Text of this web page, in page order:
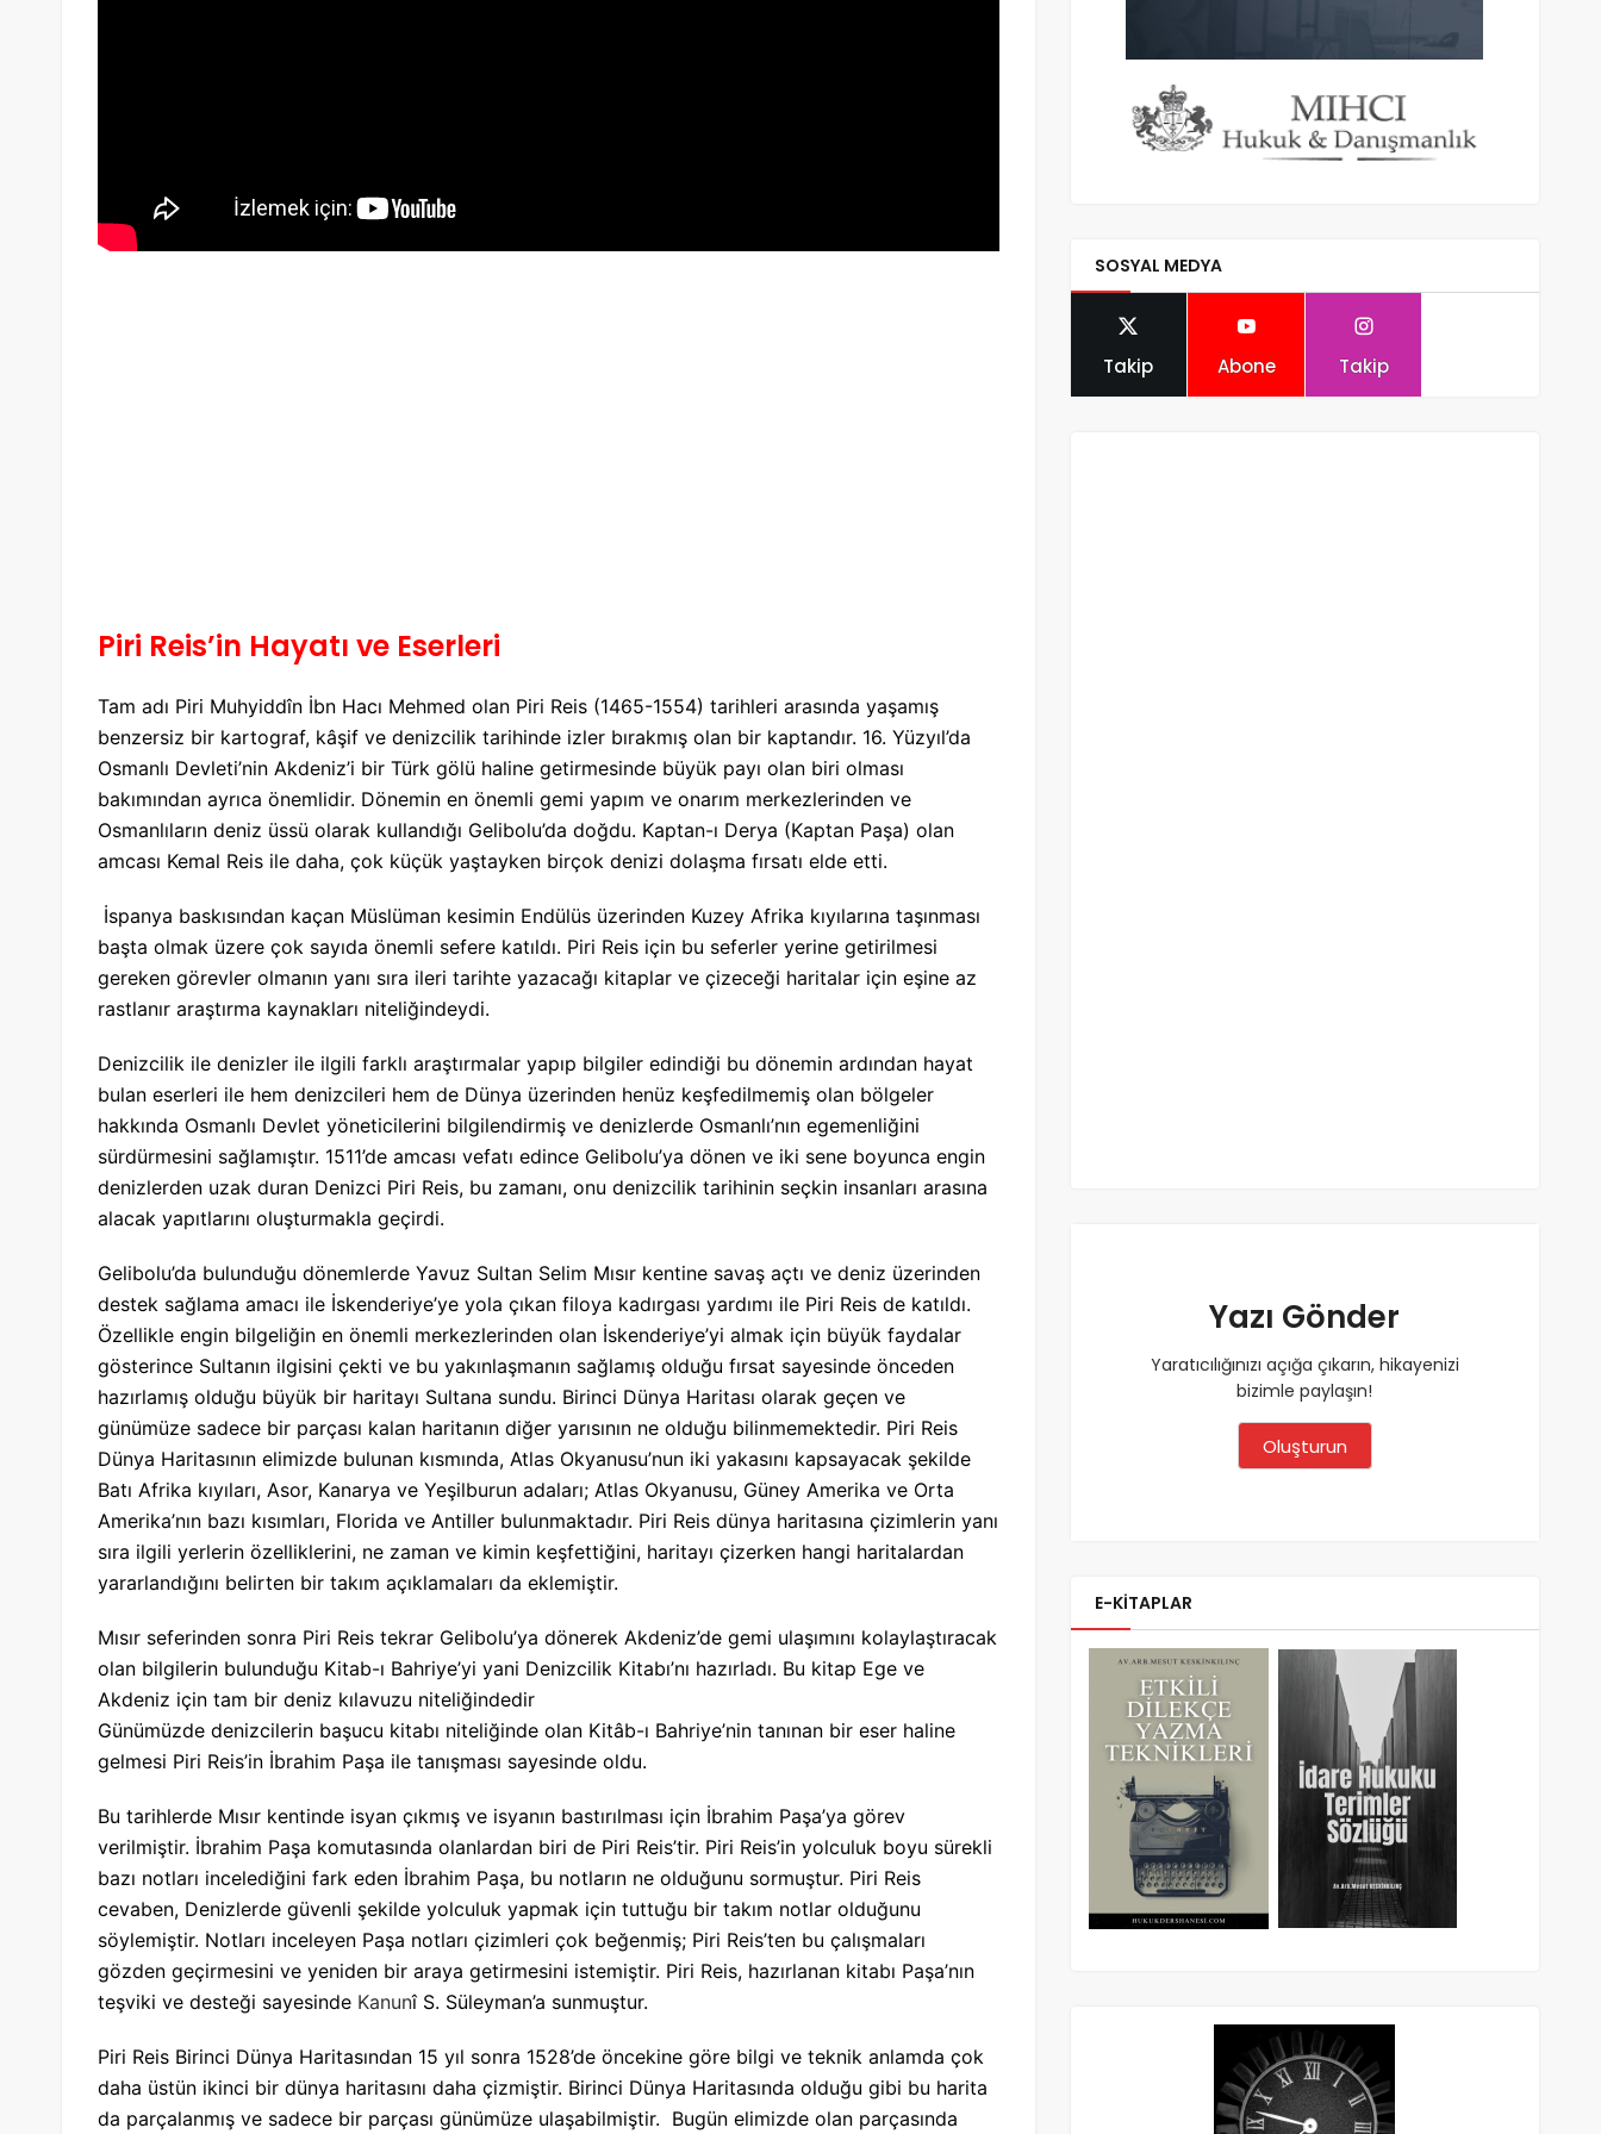
Piri Reis’in Hayatı ve Eserleri
Tam adı Piri Muhyiddîn İbn Hacı Mehmed olan Piri Reis (1465-1554) tarihleri arasında yaşamış
benzersiz bir kartograf, kâşif ve denizcilik tarihinde izler bırakmış olan bir kaptandır. 16. Yüzyıl’da
Osmanlı Devleti’nin Akdeniz’i bir Türk gölü haline getirmesinde büyük payı olan biri olması
bakımından ayrıca önemlidir. Dönemin en önemli gemi yapım ve onarım merkezlerinden ve
Osmanlıların deniz üssü olarak kullandığı Gelibolu’da doğdu. Kaptan-ı Derya (Kaptan Paşa) olan
amcası Kemal Reis ile daha, çok küçük yaştayken birçok denizi dolaşma fırsatı elde etti.
İspanya baskısından kaçan Müslüman kesimin Endülüs üzerinden Kuzey Afrika kıyılarına taşınması
başta olmak üzere çok sayıda önemli sefere katıldı. Piri Reis için bu seferler yerine getirilmesi
gereken görevler olmanın yanı sıra ileri tarihte yazacağı kitaplar ve çizeceği haritalar için eşine az
rastlanır araştırma kaynakları niteliğindeydi.
Denizcilik ile denizler ile ilgili farklı araştırmalar yapıp bilgiler edindiği bu dönemin ardından hayat
bulan eserleri ile hem denizcileri hem de Dünya üzerinden henüz keşfedilmemiş olan bölgeler
hakkında Osmanlı Devlet yöneticilerini bilgilendirmiş ve denizlerde Osmanlı’nın egemenliğini
sürdürmesini sağlamıştır. 1511’de amcası vefatı edince Gelibolu’ya dönen ve iki sene boyunca engin
denizlerden uzak duran Denizci Piri Reis, bu zamanı, onu denizcilik tarihinin seçkin insanları arasına
alacak yapıtlarını oluşturmakla geçirdi.
Gelibolu’da bulunduğu dönemlerde Yavuz Sultan Selim Mısır kentine savaş açtı ve deniz üzerinden
destek sağlama amacı ile İskenderiye’ye yola çıkan filoya kadırgası yardımı ile Piri Reis de katıldı.
Özellikle engin bilgeliğin en önemli merkezlerinden olan İskenderiye’yi almak için büyük faydalar
gösterince Sultanın ilgisini çekti ve bu yakınlaşmanın sağlamış olduğu fırsat sayesinde önceden
hazırlamış olduğu büyük bir haritayı Sultana sundu. Birinci Dünya Haritası olarak geçen ve
günümüze sadece bir parçası kalan haritanın diğer yarısının ne olduğu bilinmemektedir. Piri Reis
Dünya Haritasının elimizde bulunan kısmında, Atlas Okyanusu’nun iki yakasını kapsayacak şekilde
Batı Afrika kıyıları, Asor, Kanarya ve Yeşilburun adaları; Atlas Okyanusu, Güney Amerika ve Orta
Amerika’nın bazı kısımları, Florida ve Antiller bulunmaktadır. Piri Reis dünya haritasına çizimlerin yanı
sıra ilgili yerlerin özelliklerini, ne zaman ve kimin keşfettiğini, haritayı çizerken hangi haritalardan
yararlandığını belirten bir takım açıklamaları da eklemiştir.
Mısır seferinden sonra Piri Reis tekrar Gelibolu’ya dönerek Akdeniz’de gemi ulaşımını kolaylaştıracak
olan bilgilerin bulunduğu Kitab-ı Bahriye’yi yani Denizcilik Kitabı’nı hazırladı. Bu kitap Ege ve
Akdeniz için tam bir deniz kılavuzu niteliğindedir
Günümüzde denizcilerin başucu kitabı niteliğinde olan Kitâb-ı Bahriye’nin tanınan bir eser haline
gelmesi Piri Reis’in İbrahim Paşa ile tanışması sayesinde oldu.
Bu tarihlerde Mısır kentinde isyan çıkmış ve isyanın bastırılması için İbrahim Paşa’ya görev
verilmiştir. İbrahim Paşa komutasında olanlardan biri de Piri Reis’tir. Piri Reis’in yolculuk boyu sürekli
bazı notları incelediğini fark eden İbrahim Paşa, bu notların ne olduğunu sormuştur. Piri Reis
cevaben, Denizlerde güvenli şekilde yolculuk yapmak için tuttuğu bir takım notlar olduğunu
söylemiştir. Notları inceleyen Paşa notları çizimleri çok beğenmiş; Piri Reis’ten bu çalışmaları
gözden geçirmesini ve yeniden bir araya getirmesini istemiştir. Piri Reis, hazırlanan kitabı Paşa’nın
teşviki ve desteği sayesinde Kanunî S. Süleyman’a sunmuştur.
Piri Reis Birinci Dünya Haritasından 15 yıl sonra 1528’de öncekine göre bilgi ve teknik anlamda çok
daha üstün ikinci bir dünya haritasını daha çizmiştir. Birinci Dünya Haritasında olduğu gibi bu harita
da parçalanmış ve sadece bir parçası günümüze ulaşabilmiştir. Bugün elimizde olan parçasında
SOSYAL MEDYA
Takip Abone Takip
Yazı Gönder
Yaratıcılığınızı açığa çıkarın, hikayenizi
bizimle paylaşın!
Oluşturun
E-KİTAPLAR